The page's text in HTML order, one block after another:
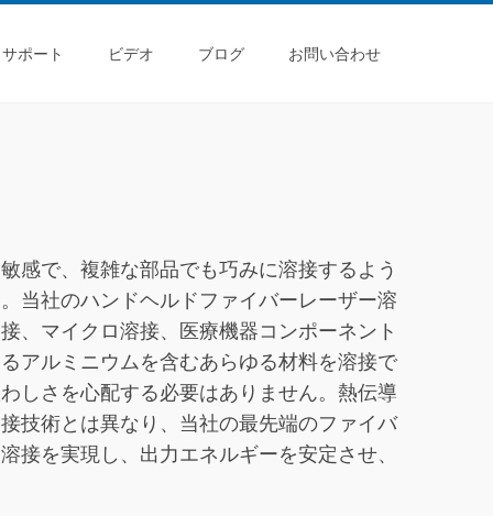
サポート ビデオ ブログ お問い合わせ
感で、複雑な部品でも巧みに溶接するよう
当社のハンドヘルドファイバーレーザー溶
、マイクロ溶接、医療機器コンポーネント
アルミニウムを含むあらゆる材料を溶接で
しさを心配する必要はありません。熱伝導
技術とは異なり、当社の最先端のファイバ
接を実現し、出力エネルギーを安定させ、